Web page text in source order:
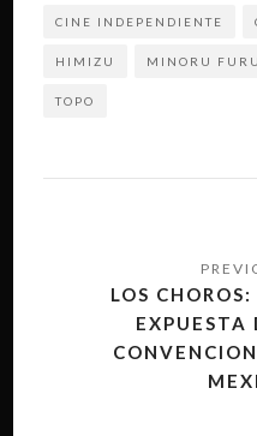
CINE INDEPENDIENTE
HIMIZU MINORU
TOPO
entradas
LOS
EXPUESTA